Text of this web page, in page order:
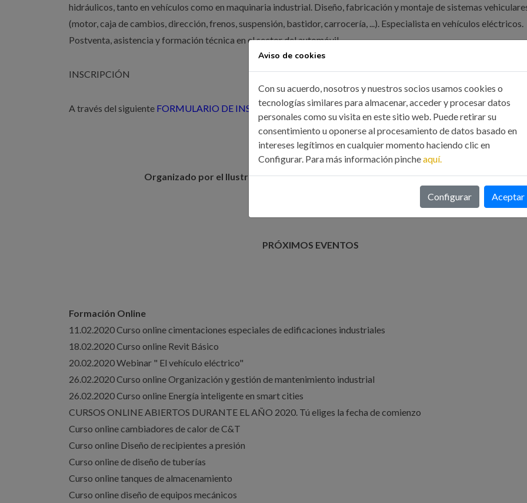
hidráulicos, tanto en vehículos como en maquinaria industrial. Diseño, fabricación y montaje de sistemas
(motor, caja de cambios, dirección, frenos, suspensión, bastidor, carrocería, ...). Especialista en vehículos eléctricos.
Postventa, asistencia y formación técnica en el sector del automóvil.
INSCRIPCIÓN
A través del siguiente FORMULARIO DE INSCRIPCIÓN
Organizado por el Ilustre Colegio Oficial de Ingenieros Industriales de Galicia
PRÓXIMOS EVENTOS
Formación Online
11.02.2020 Curso online cimentaciones especiales de edificaciones industriales
18.02.2020 Curso online Revit Básico
20.02.2020 Webinar " El vehículo eléctrico"
26.02.2020 Curso online Organización y gestión de mantenimiento industrial
26.02.2020 Curso online Energía inteligente en smart cities
CURSOS ONLINE ABIERTOS DURANTE EL AÑO 2020. Tú eliges la fecha de comienzo
Curso online cambiadores de calor de C&T
Curso online Diseño de recipientes a presión
Curso online de diseño de tuberías
Curso online tanques de almacenamiento
Curso online diseño de equipos mecánicos
Aviso de cookies
Con su acuerdo, nosotros y nuestros socios usamos cookies o
tecnologías similares para almacenar, acceder y procesar datos
personales como su visita en este sitio web. Puede retirar su
consentimiento u oponerse al procesamiento de datos basado en
intereses legítimos en cualquier momento haciendo clic en
Configurar. Para más información pincheaquí.
Configurar Aceptar